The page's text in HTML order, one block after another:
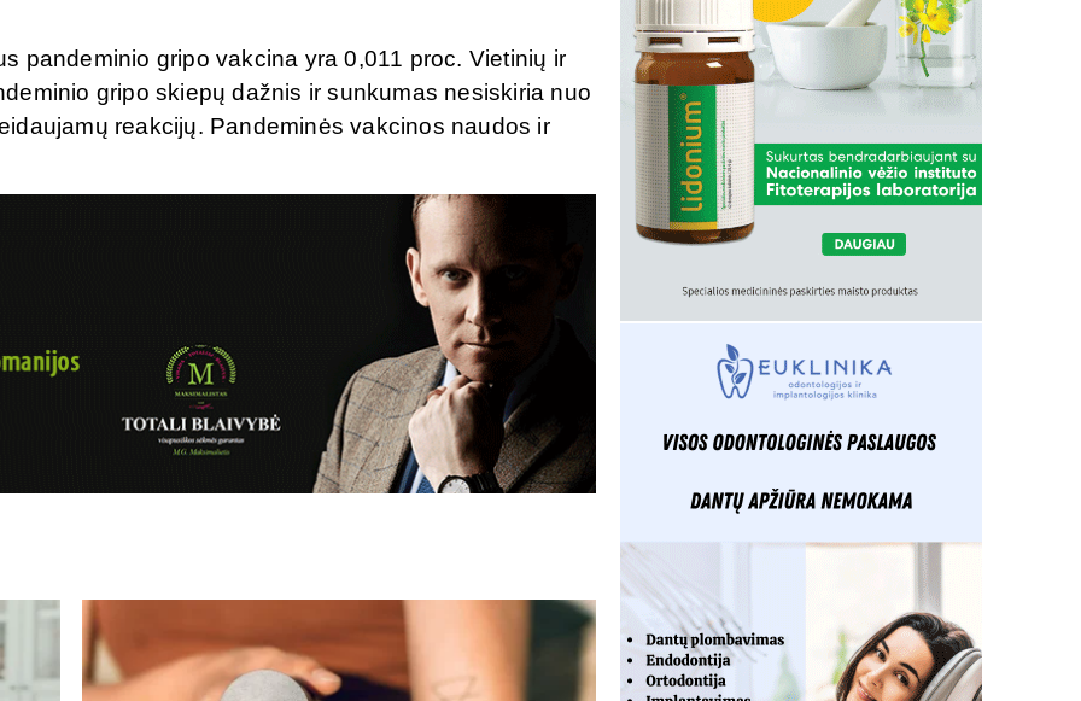
pandeminio gripo vakcina yra 0,011 proc. Vietinių ir
gripo skiepų dažnis ir sunkumas nesiskiria nuo
reakcijų. Pandeminės vakcinos naudos ir